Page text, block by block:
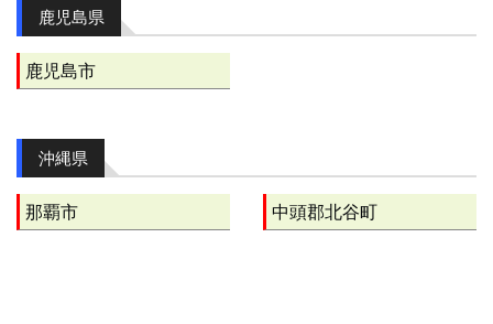
鹿児島県
鹿児島市
沖縄県
那覇市 中頭郡北谷町